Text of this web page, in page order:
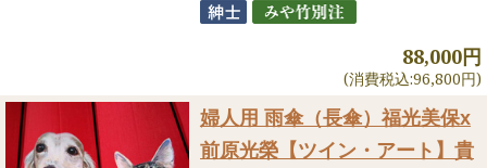
88,000円
(消費税込:96,800円)
婦人用 雨傘（長傘） 福光美保x
前原光榮【ツイン・アート】貴